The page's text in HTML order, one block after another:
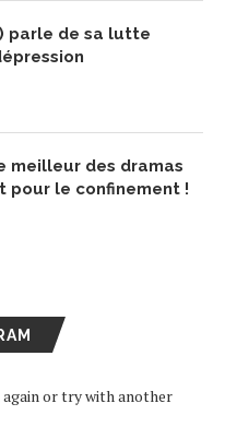
parle de sa lutte
meilleur des dramas
pour le confinement !
again or try with another